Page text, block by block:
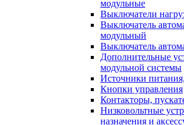
модульные
Выключатели
Выключатель
модульный
Выключатель
Дополнительные
модульной системы
Источники
Кнопки управления
Контакторы,
Низковольтные
назначения и